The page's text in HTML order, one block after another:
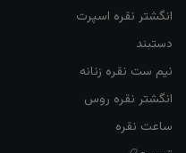
انگشتر نقره اسپرت
دستبند
نیم ست نقره زنانه
انگشتر نقره روس
ساعت نقره